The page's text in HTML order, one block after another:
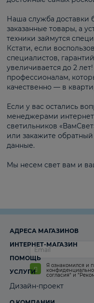
Наша служба доставки
заказанные товары, а
техники займутся
Кстати, если
специалистов,
увеличивается до 2
профессионалам,
качественно — в
Если у вас остались
менеджерами
светильников
или закажите обратный
данные.
Мы несем свет вам и
Я ознакомился и
согласия“ и
АДРЕСА МАГАЗИНОВ
ИНТЕРНЕТ-МАГАЗИН
ПОМОЩЬ
УСЛУГИ
Дизайн-проект